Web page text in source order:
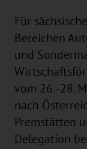
Für
Bereichen
und
vom 26. -28.
nach
Premstätten
Delegation